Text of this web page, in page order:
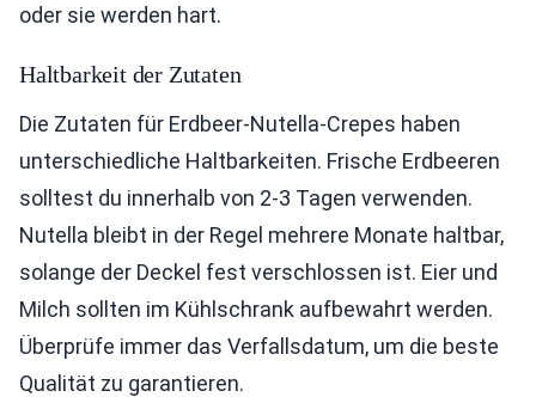
oder sie werden hart.
Haltbarkeit der Zutaten
Die Zutaten für Erdbeer-Nutella-Crepes haben
unterschiedliche Haltbarkeiten. Frische Erdbeeren
solltest du innerhalb von 2-3 Tagen verwenden.
Nutella bleibt in der Regel mehrere Monate haltbar,
solange der Deckel fest verschlossen ist. Eier und
Milch sollten im Kühlschrank aufbewahrt werden.
Überprüfe immer das Verfallsdatum, um die beste
Qualität zu garantieren.